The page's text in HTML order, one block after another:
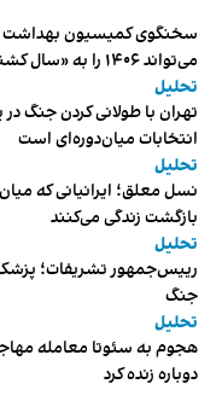
سخنگوی کمیسیون بهداشت
می‌تواند ۱۴۰۶ را به «سال کشتار بیماران» تبدیل کند
تحلیل
تهران با طولانی کردن جنگ
انتخابات میان‌دوره‌ای است
تحلیل
نسل معلق؛ ایرانیانی که
بازگشت زندگی می‌کنند
تحلیل
رییس‌جمهور تشریفات؛
جنگ
تحلیل
هجوم به سئوتا معامله
دوباره زنده کرد